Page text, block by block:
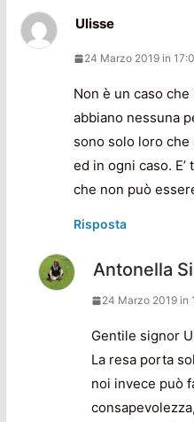
Ulisse
24 Marzo 2019 in
Non è un caso
abbiano nessuna
sono solo loro
ed in ogni caso.
che non può
Risposta
Antonella
24 Marzo 2019 in
Gentile signor
La resa porta
noi invece può